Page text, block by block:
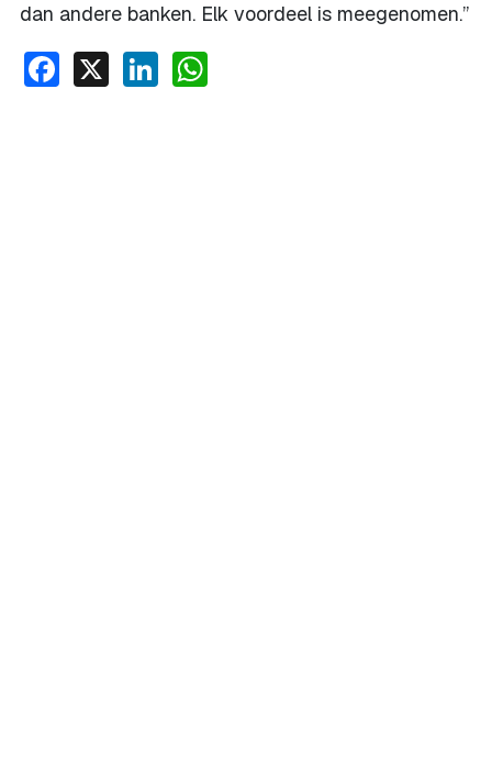
dan andere banken. Elk voordeel is meegenomen.”
Facebook
X LinkedIn